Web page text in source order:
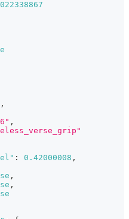
,
,
: 0.42000008 ,
,
,